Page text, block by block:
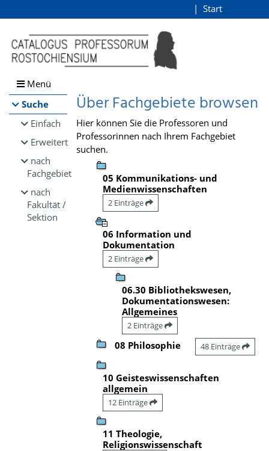
Browsen
direkt zum Inhalt
Start
Menü
Suche
Einfach
Erweitert
nach
Fachgebiet
nach
Fakultät /
Sektion
Über Fachgebiete browsen
Hier können Sie die Professoren und
Professorinnen nach Ihrem Fachgebiet
suchen.
05 Kommunikations- und
Medienwissenschaften
2 Einträge
06 Information und
Dokumentation
2 Einträge
06.30 Bibliothekswesen,
Dokumentationswesen:
Allgemeines
2 Einträge
08 Philosophie 48 Einträge
10 Geisteswissenschaften
allgemein
12 Einträge
11 Theologie,
Religionswissenschaft